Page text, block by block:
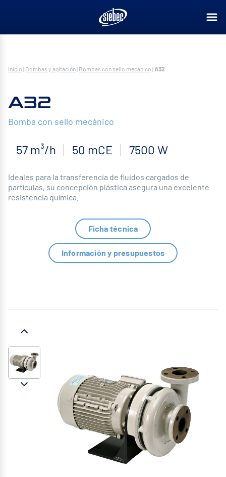
Inicio | Bombas y agitación| Bombas con sello mecánico |A32
A32
Bomba con sello mecánico
57 m³/h 50 mCE 7500 W
Ideales para la transferencia de fluidos cargados de
partículas, su concepción plástica asegura una excelente
resistencia química.
Ficha técnica
Información y presupuestos